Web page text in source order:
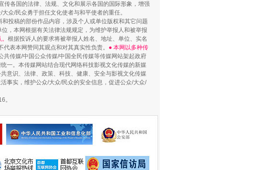
传各国的法律、法规、文化和展示各国的国际形象，增强
众/民众勇于担任文化使者与和平使者的重任。
投稿的部份作品内容，涉及个人或单位版权和其它问题
，本网根据有关法律法规规定，为维护举报人和被举报
根据投诉人的要求将被举报人姓名、地址、单位、实名
表本网赞同其观点和对其真实性负责。 ● 本网以多种传
共传媒/中国公众传媒/中国全民传媒等传媒网站架起政府
一。本传媒网站结合现代网络科技影视文化传媒的新媒
意识、法律、政策、科技、健康、安全与影视文化传媒
事实，维护公众/大众/民众的安全信息，促进公众/大众/
。